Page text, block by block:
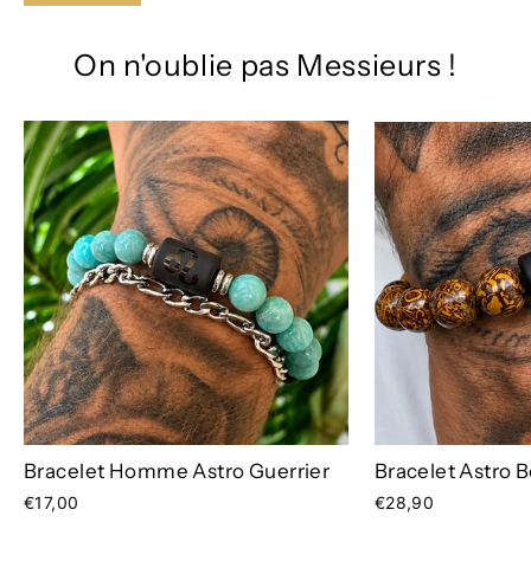
On n'oublie pas Messieurs !
Bracelet Homme Astro Guerrier
€17,00
Bracelet Astro
€28,90